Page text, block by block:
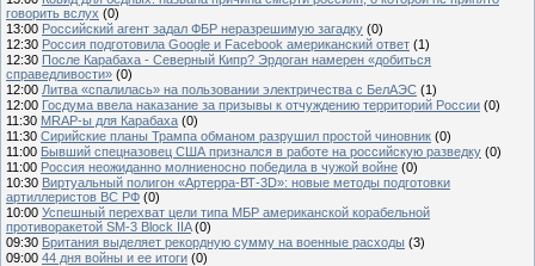
говорить вслух (0)
13:00 Российский агент задал ФБР неразрешимую загадку (0)
12:30 Россия подготовила Google и Facebook американский ответ (1)
12:30 После Карабаха - Северный Кипр? Эрдоган намерен «добиться
справедливости» (0)
12:00 Литва «спалилась» на пользовании электричества с БелАЭС (1)
12:00 Госдума ввела наказание за призывы к отчуждению территорий России (0)
11:30 MRAP-ы для Карабаха (0)
11:30 Сирийские планы Трампа обманом разрушил простой чиновник (0)
11:00 Бывший спецназовец США признался в работе на российскую разведку (0)
11:00 Россия неожиданно молниеносно победила в чужой войне (0)
10:30 Виртуальный полигон «Артерра-ВТ-3D»: новые методы подготовки
артиллеристов ВС РФ (0)
10:00 Успешный перехват цели типа МБР американской корабельной
противоракетой SM-3 Block IIA (0)
09:30 Британия выделяет рекордную сумму на военные расходы (3)
09:00 44 дня войны и ее итоги (0)